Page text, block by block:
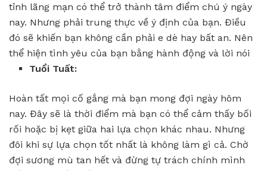
tỉnh lãng mạn có thể trở thành tâm điểm chú ý ngày
nay. Nhưng phải trung thực về ý định của bạn. Điều
đó sẽ khiến bạn không cần phải e dè hay bất an. Nên
thể hiện tình yêu của bạn bằng hành động và lời nói
Tuổi Tuất:
Hoàn tất mọi cố gắng mà bạn mong đợi ngày hôm
nay. Đây sẽ là thời điểm mà bạn có thể cảm thấy bối
rối hoặc bị kẹt giữa hai lựa chọn khác nhau. Nhưng
đôi khi sự lựa chọn tốt nhất là không làm gì cả. Chờ
đợi sương mù tan hết và đừng tự trách chính mình